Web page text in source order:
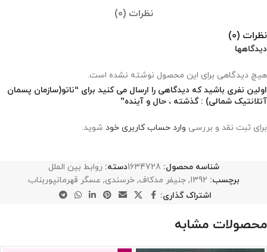
نظرات (0)
نظرات (0)
دیدگاهها
هیچ دیدگاهی برای این محصول نوشته نشده است.
اولین نفری باشید که دیدگاهی را ارسال می کنید برای “ناتو(سازمان پسمان
آتلانتیک شمالی) : گذشته ، حال و آینده”
برای ثبت نقد و بررسی وارد حساب کاربری خود شوید.
شناسه محصول: 1634728دسته: روابط بین الملل
برچسب: 1392
, جنیفر مدکاف, خرسندی, عسگر قهرمانپوربناب
اشتراک گذاری:
محصولات مشابه